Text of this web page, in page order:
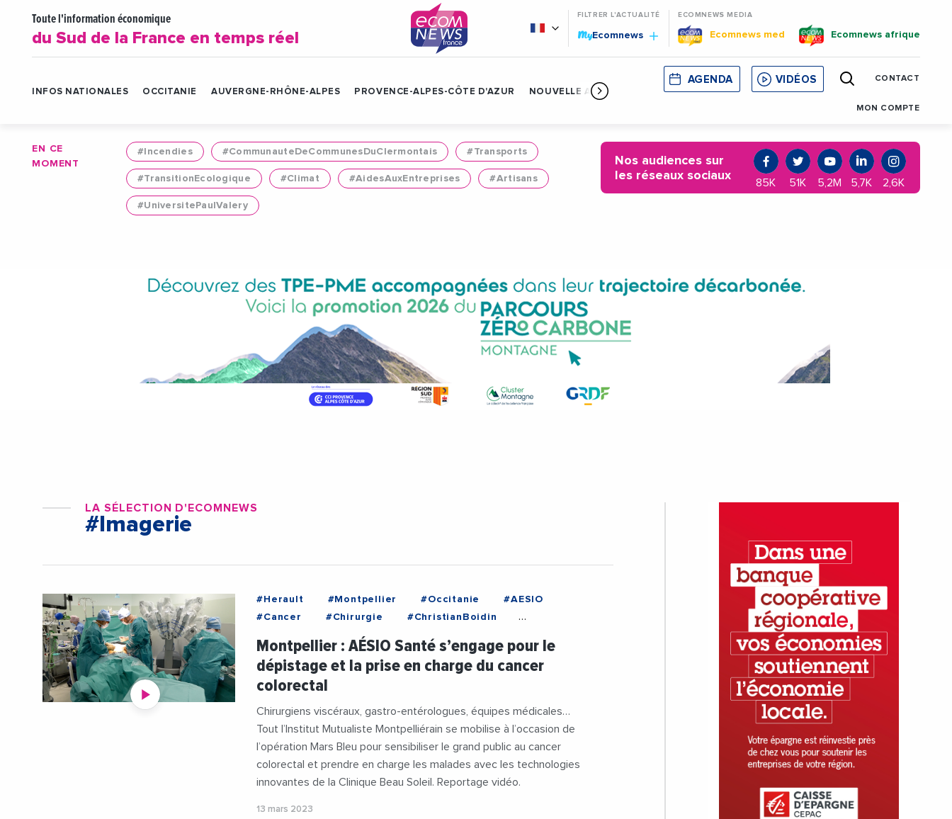
Toute l'information économique
du Sud de la France en temps réel
FILTRER L'ACTUALITÉ
MyEcomnews
ECOMNEWS MEDIA
Ecomnews med Ecomnews afrique
INFOS NATIONALES OCCITANIE AUVERGNE-RHÔNE-ALPES PROVENCE-ALPES-CÔTE D'AZUR NOUVELLE AQUITAINE CORSE MONACO CATALOGNE
AGENDA VIDÉOS CONTACT
MON COMPTE
EN CE
MOMENT
#Incendies #CommunauteDeCommunesDuClermontais #Transports
#TransitionEcologique #Climat #AidesAuxEntreprises #Artisans
#UniversitePaulValery
Nos audiences sur
les réseaux sociaux
85K 51K 5,2M 5,7K 2,6K
LA SÉLECTION D'ECOMNEWS
#Imagerie
#Herault #Montpellier #Occitanie
#AESIO
#Cancer
#Chirurgie
#ChristianBoidin
#Depistage
#Medecine
#Robot #Sante
#Technologie
#Videos
Montpellier : AÉSIO Santé s’engage pour le
dépistage et la prise en charge du cancer
colorectal
Chirurgiens viscéraux, gastro-entérologues, équipes médicales…
Tout l’Institut Mutualiste Montpelliérain se mobilise à l’occasion de
l’opération Mars Bleu pour sensibiliser le grand public au cancer
colorectal et prendre en charge les malades avec les technologies
innovantes de la Clinique Beau Soleil. Reportage vidéo.
13 mars 2023